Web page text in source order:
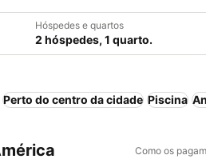
Hóspedes e quartos
2 hóspedes, 1 quarto.
Perto do centro da cidade Piscina
Como os